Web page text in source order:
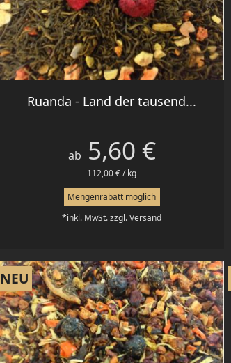
Vorschau
Ruanda - Land der tausend...
Preis
ab 5,60 €
112,00 € / kg
Mengenrabatt möglich
*inkl. MwSt. zzgl. Versand
NEU